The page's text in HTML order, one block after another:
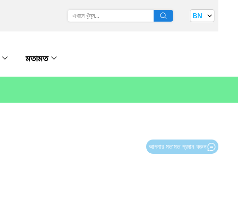
BN
মতামত
আপনার মতামত প্রদান করুন